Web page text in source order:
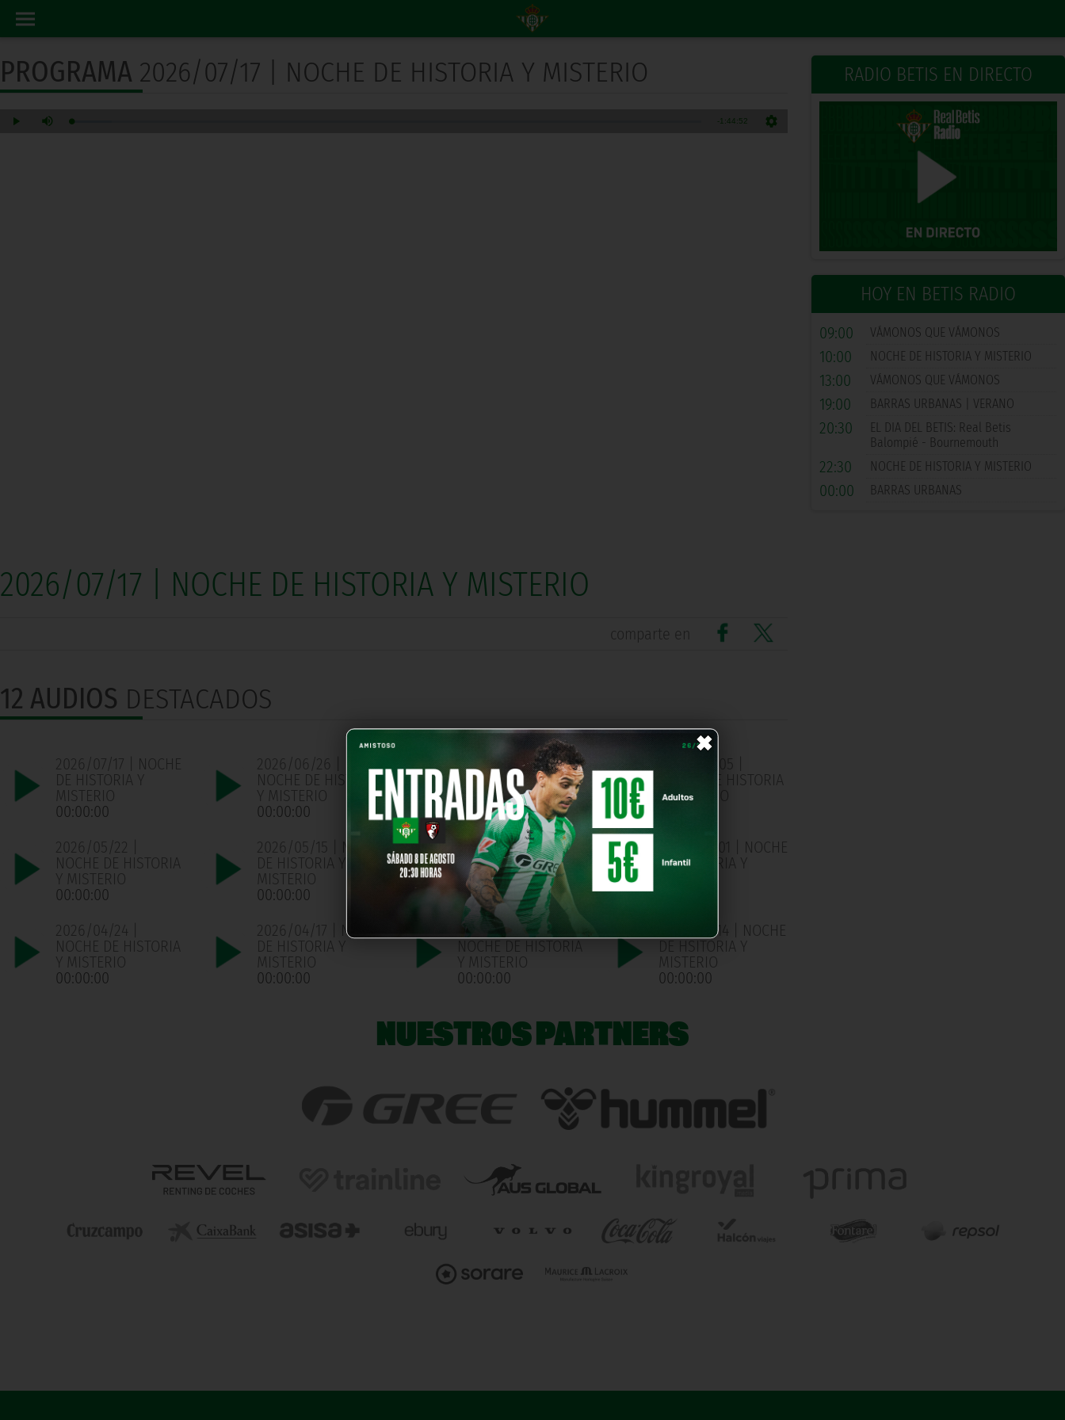
×
RADIO BETIS EN DIRECTO
HOY EN BETIS RADIO
09:00 VÁMONOS QUE VÁMONOS
10:00 NOCHE DE HISTORIA Y MISTERIO
13:00 VÁMONOS QUE VÁMONOS
19:00 BARRAS URBANAS | VERANO
20:30
EL DIA DEL BETIS: Real Betis
Balompié - Bournemouth
22:30 NOCHE DE HISTORIA Y MISTERIO
00:00 BARRAS URBANAS
PROGRAMA 2026/07/17 | NOCHE DE HISTORIA Y MISTERIO
2026/07/17 | NOCHE DE HISTORIA Y MISTERIO
comparte en
12 AUDIOS DESTACADOS
2026/07/17 | NOCHE
DE HISTORIA Y
MISTERIO
00:00:00
2026/06/26 |
NOCHE DE HISTORIA
Y MISTERIO
00:00:00
2026/06/12 | NOCHE
DE HISTORIA Y
MISTERIO
00:00:00
NOCHE DE HISTORIA
Y MISTERIO
2026/05/22 |
NOCHE DE HISTORIA
Y MISTERIO
00:00:00
2026/05/15 | NOCHE
DE HISTORIA Y
MISTERIO
00:00:00
2026/05/08 |
NOCHE DE HISTORIA
Y MISTERIO
00:00:00
2026/05/01 | NOCHE
DE HISTORIA Y
2026/04/24 |
NOCHE DE HISTORIA
Y MISTERIO
00:00:00
2026/04/17 | NOCHE
DE HISTORIA Y
MISTERIO
00:00:00
2026/04/03 |
NOCHE DE HISTORIA
Y MISTERIO
00:00:00
2025/03/14 | NOCHE
DE HSITORIA Y
MISTERIO
00:00:00
NUESTROS PARTNERS